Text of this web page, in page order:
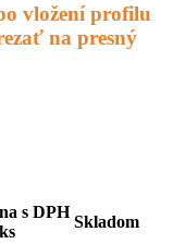
vložení profilu
na presný
s DPH
Skladom